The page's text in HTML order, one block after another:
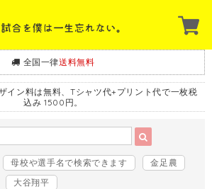
全国一律送料無料
イン料は無料、Tシャツ代+プリント代で一枚税
込み 1500円。
母校や選手名で検索できます
金足農
大谷翔平